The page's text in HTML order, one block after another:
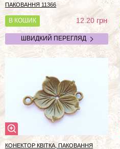
ПАКОВАННЯ 11366
В КОШИК 12.20грн
ШВИДКИЙ ПЕРЕГЛЯД
КОНЕКТОР КВІТКА, ПАКОВАННЯ